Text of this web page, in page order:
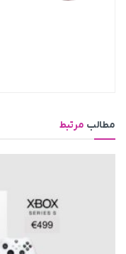
مطالب مرتبط